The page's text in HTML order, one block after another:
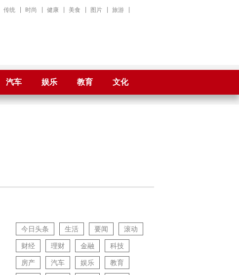
传统 时尚 健康 美食 图片 旅游
汽车 娱乐 教育 文化
今日头条 生活 要闻 滚动
财经 理财 金融 科技
房产 汽车 娱乐 教育